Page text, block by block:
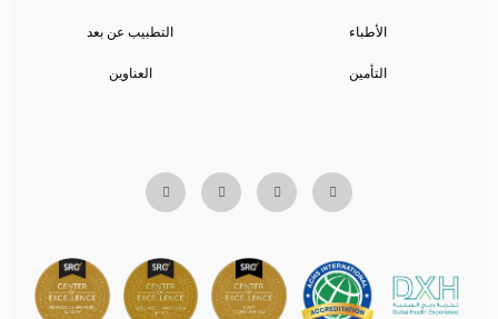
الأطباء التطبيب عن بعد
التأمين العناوين